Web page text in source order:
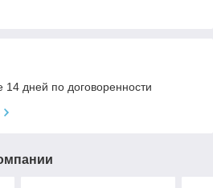
14 дней по договоренности